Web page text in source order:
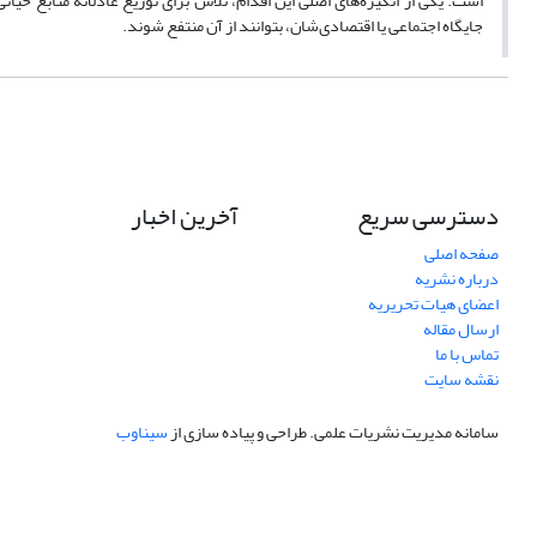
جایگاه اجتماعی یا اقتصادی‌شان، بتوانند از آن منتفع شوند.
دسترسی سریع
صفحه اصلی
درباره نشریه
اعضای هیات تحریریه
ارسال مقاله
تماس با ما
نقشه سایت
آخرین اخبار
سامانه مدیریت نشریات علمی.طراحی و پیاده سازی ازسیناوب